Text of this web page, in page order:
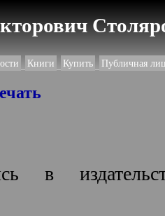
Книги Купить Публичная
в